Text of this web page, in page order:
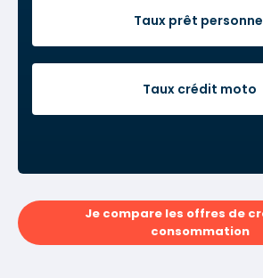
Taux prêt
Taux crédit moto
Je compare les offres de
consommation